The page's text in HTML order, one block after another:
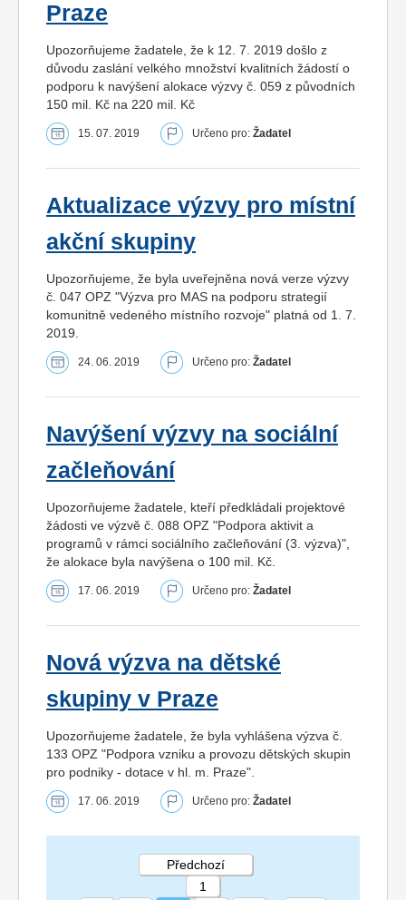
Praze
Upozorňujeme žadatele, že k 12. 7. 2019 došlo z
důvodu zaslání velkého množství kvalitních žádostí o
podporu k navýšení alokace výzvy č. 059 z původních
150 mil. Kč na 220 mil. Kč
15. 07. 2019 Určeno pro: Žadatel
Aktualizace výzvy pro místní
akční skupiny
Upozorňujeme, že byla uveřejněna nová verze výzvy
č. 047 OPZ "Výzva pro MAS na podporu strategií
komunitně vedeného místního rozvoje" platná od 1. 7.
2019.
24. 06. 2019 Určeno pro: Žadatel
Navýšení výzvy na sociální
začleňování
Upozorňujeme žadatele, kteří předkládali projektové
žádosti ve výzvě č. 088 OPZ "Podpora aktivit a
programů v rámci sociálního začleňování (3. výzva)",
že alokace byla navýšena o 100 mil. Kč.
17. 06. 2019 Určeno pro: Žadatel
Nová výzva na dětské
skupiny v Praze
Upozorňujeme žadatele, že byla vyhlášena výzva č.
133 OPZ "Podpora vzniku a provozu dětských skupin
pro podniky - dotace v hl. m. Praze".
17. 06. 2019 Určeno pro: Žadatel
Předchozí
1